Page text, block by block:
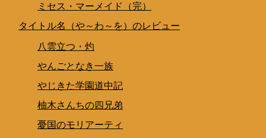
ミセス・マーメイド（完）
タイトル名（や～わ～を）のレビュー
八雲立つ・灼
やんごとなき一族
やじきた学園道中記
柚木さんちの四兄弟
憂国のモリアーティ